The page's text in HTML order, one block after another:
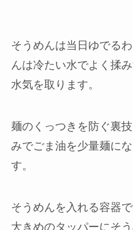
そうめんは当日ゆでる
んは冷たい水でよく揉
水気を取ります。
麺のくっつきを防ぐ裏
みでごま油を少量麺に
す。
そうめんを入れる容器
大きめのタッパーにそ